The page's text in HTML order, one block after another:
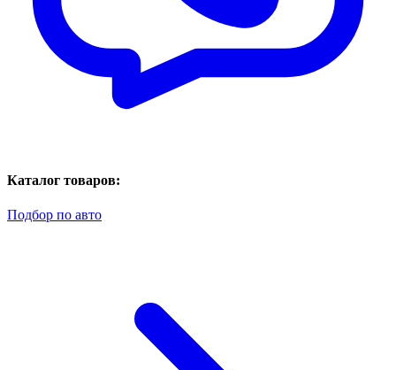
Каталог товаров:
Подбор по авто